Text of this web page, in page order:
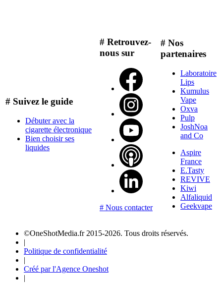
# Suivez le guide
Débuter avec la
cigarette électronique
Bien choisir ses
liquides
# Retrouvez-
nous sur
# Nous contacter
# Nos
partenaires
Laboratoire
Lips
Kumulus
Vape
Oxva
Pulp
JoshNoa
and Co
Aspire
France
E.Tasty
REVIVE
Kiwi
Alfaliquid
Geekvape
©OneShotMedia.fr 2015-2026. Tous droits réservés.
|
Politique de confidentialité
|
Créé par l'Agence Oneshot
|